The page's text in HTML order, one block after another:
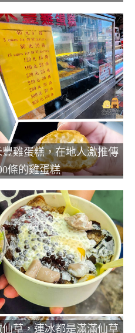
雞蛋糕，在地人激推傳
條的雞蛋糕
草，連冰都是滿滿仙草